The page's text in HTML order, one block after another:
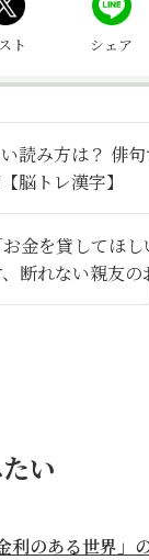
ト シェア
い読み方は？ 俳
脳トレ漢字】
お金を貸してほ
断れない親友の
い
金利のある世界」